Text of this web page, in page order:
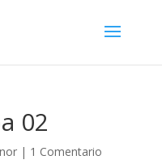
02
| 1 Comentario